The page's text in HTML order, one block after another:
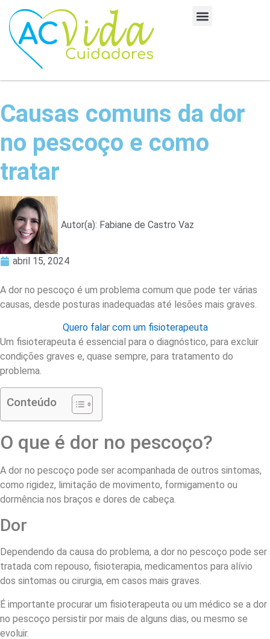
Causas comuns da dor
no pescoço e como
tratar
Autor(a): Fabiane de Castro Vaz
abril 15, 2024
A dor no pescoço é um problema comum que pode ter várias
causas, desde posturas inadequadas até lesões mais graves.
Quero falar com um fisioterapeuta
Um fisioterapeuta é essencial para o diagnóstico, para excluir
condições graves e, quase sempre, para tratamento do
problema.
Conteúdo
O que é dor no pescoço?
A dor no pescoço pode ser acompanhada de outros sintomas,
como rigidez, limitação de movimento, formigamento ou
dormência nos braços e dores de cabeça.
Dor
Dependendo da causa do problema, a dor no pescoço pode ser
tratada com repouso, fisioterapia, medicamentos para alívio
dos sintomas ou cirurgia, em casos mais graves.
É importante procurar um fisioterapeuta ou um médico se a dor
no pescoço persistir por mais de alguns dias, ou mesmo se
evoluir.